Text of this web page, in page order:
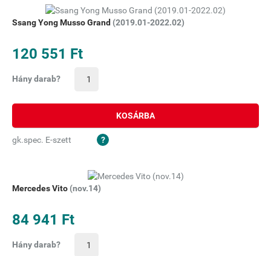
Ssang Yong Musso Grand (2019.01-2022.02)
120 551 Ft
Hány darab?
KOSÁRBA
gk.spec. E-szett
Mercedes Vito (nov.14)
84 941 Ft
Hány darab?